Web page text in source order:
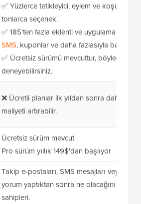
✅ Yüzlerce tetikleyici, eylem ve koşulla iş
tonlarca seçenek.
✅ 185'ten fazla eklenti ve uygulama ile
SMS, kuponlar ve daha fazlasıyla
✅ Ücretsiz sürümü mevcuttur, böylece
deneyebilirsiniz.
❌ Ücretli planlar ilk yıldan sonra daha
maliyeti artırabilir.
Ücretsiz sürüm mevcut
Pro sürüm yıllık 149$'dan başlıyor
Takip e-postaları, SMS mesajları veya
yorum yaptıktan sonra ne olacağını
sahipleri.